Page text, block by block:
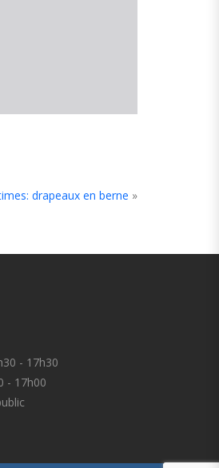
drapeaux en berne »
- 17h30
- 17h00